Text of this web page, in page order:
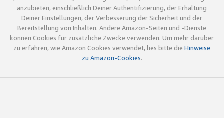
anzubieten, einschließlich Deiner Authentifizierung, der Erhaltung
Deiner Einstellungen, der Verbesserung der Sicherheit und der
Bereitstellung von Inhalten. Andere Amazon-Seiten und -Dienste
können Cookies für zusätzliche Zwecke verwenden. Um mehr darüber
zu erfahren, wie Amazon Cookies verwendet, lies bitte die Hinweise
zu Amazon-Cookies.